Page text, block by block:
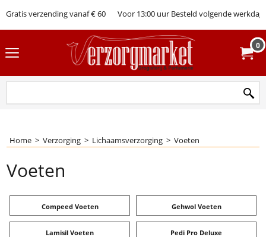
Gratis verzending vanaf € 60 Voor 13:00 uur Besteld volgende werkdag
0
Home > Verzorging > Lichaamsverzorging > Voeten
Voeten
Compeed Voeten Gehwol Voeten
Lamisil Voeten Pedi Pro Deluxe